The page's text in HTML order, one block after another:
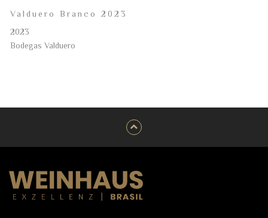
Valduero Branco 2023
2023
Bodegas Valduero